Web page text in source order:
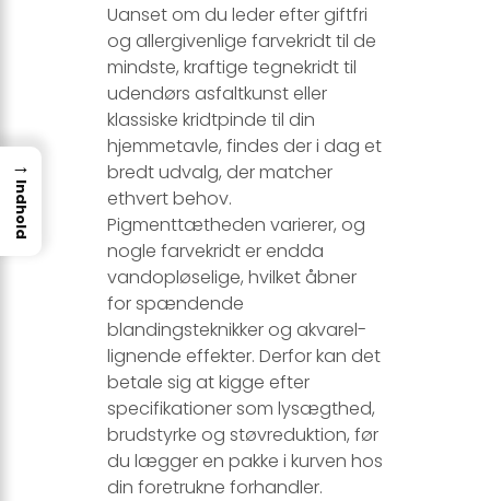
Uanset om du leder efter giftfri
og allergivenlige farvekridt til de
mindste, kraftige tegnekridt til
udendørs asfaltkunst eller
klassiske kridtpinde til din
hjemmetavle, findes der i dag et
bredt udvalg, der matcher
ethvert behov.
Pigmenttætheden varierer, og
nogle farvekridt er endda
vandopløselige, hvilket åbner
for spændende
blandingsteknikker og akvarel-
lignende effekter. Derfor kan det
betale sig at kigge efter
specifikationer som lysægthed,
brudstyrke og støvreduktion, før
du lægger en pakke i kurven hos
din foretrukne forhandler.
→
Indhold